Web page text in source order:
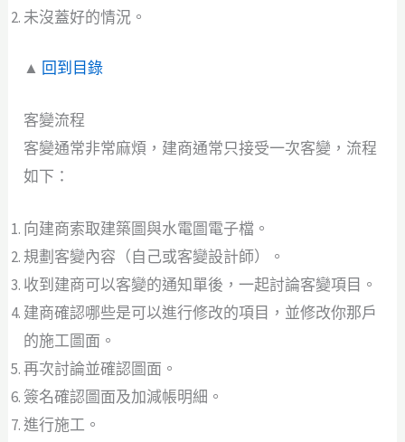
未沒蓋好的情況。
▲ 回到目錄
客變流程
客變通常非常麻煩，建商通常只接受一次客變，流程
如下：
向建商索取建築圖與水電圖電子檔。
規劃客變內容（自己或客變設計師）。
收到建商可以客變的通知單後，一起討論客變項目。
建商確認哪些是可以進行修改的項目，並修改你那戶
的施工圖面。
再次討論並確認圖面。
簽名確認圖面及加減帳明細。
進行施工。